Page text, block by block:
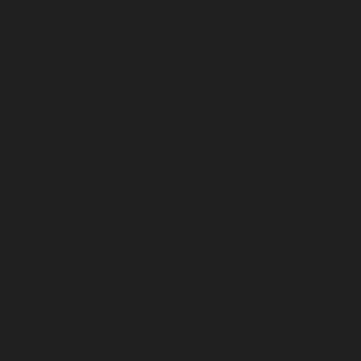
Najmračniji trenutak sporta: